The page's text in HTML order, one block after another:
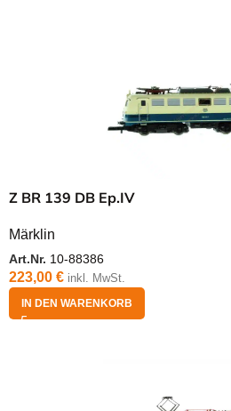
Z BR 139 DB Ep.IV
Märklin
Art.Nr. 10-88386
223,00 € inkl. MwSt.
IN DEN WARENKORB